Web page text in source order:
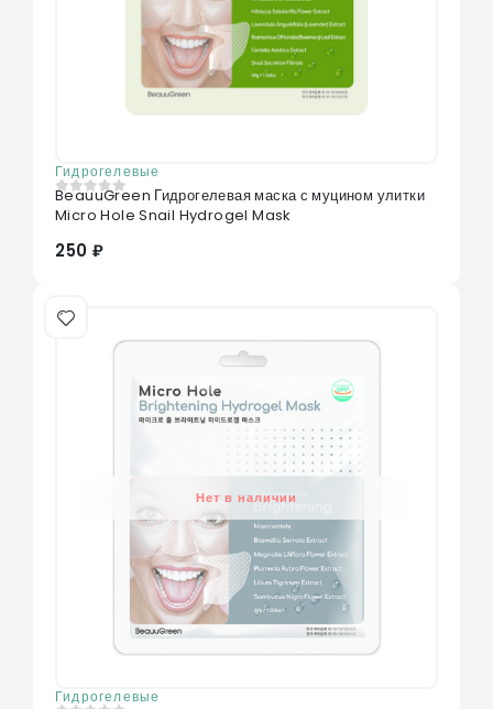
Гидрогелевые
0из 5
BeauuGreen Гидрогелевая маска с муцином улитки
Micro Hole Snail Hydrogel Mask
250 ₽
Нет в наличии
Гидрогелевые